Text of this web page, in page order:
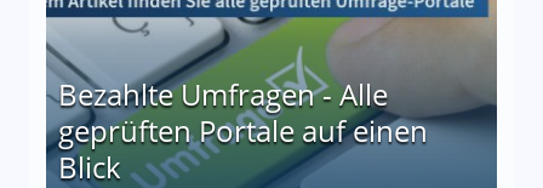
Bezahlte Umfragen - Alle
geprüften Portale auf einen
Blick